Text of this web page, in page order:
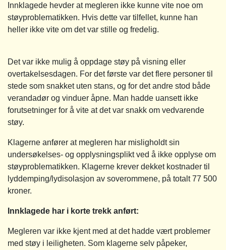
Innklagede hevder at megleren ikke kunne vite noe om
støyproblematikken. Hvis dette var tilfellet, kunne han
heller ikke vite om det var stille og fredelig.
Det var ikke mulig å oppdage støy på visning eller
overtakelsesdagen. For det første var det flere personer til
stede som snakket uten stans, og for det andre stod både
verandadør og vinduer åpne. Man hadde uansett ikke
forutsetninger for å vite at det var snakk om vedvarende
støy.
Klagerne anfører at megleren har misligholdt sin
undersøkelses- og opplysningsplikt ved å ikke opplyse om
støyproblematikken. Klagerne krever dekket kostnader til
lyddemping/lydisolasjon av soverommene, på totalt 77 500
kroner.
Innklagede har i korte trekk anført:
Megleren var ikke kjent med at det hadde vært problemer
med støy i leiligheten. Som klagerne selv påpeker,